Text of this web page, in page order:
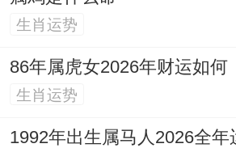
生肖运势
86年属虎女2026年财运如何
生肖运势
1992年出生属马人2026全年